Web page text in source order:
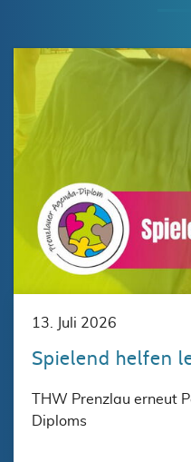
13. Juli 2026
Spielend helfen
THW Prenzlau erneut
Diploms